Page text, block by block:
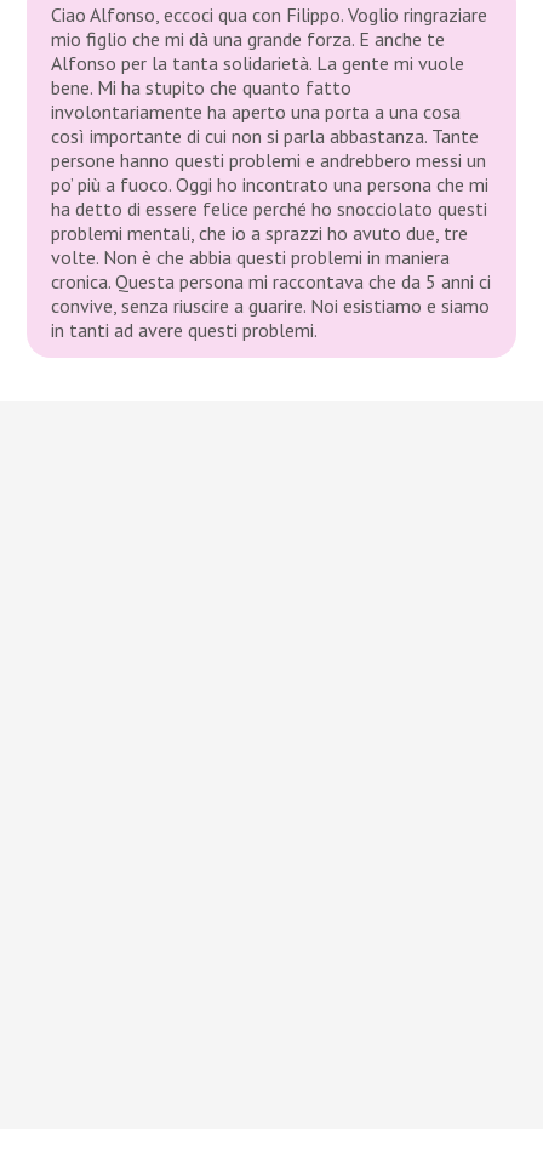
Ciao Alfonso, eccoci qua con Filippo. Voglio ringraziare
mio figlio che mi dà una grande forza. E anche te
Alfonso per la tanta solidarietà. La gente mi vuole
bene. Mi ha stupito che quanto fatto
involontariamente ha aperto una porta a una cosa
così importante di cui non si parla abbastanza. Tante
persone hanno questi problemi e andrebbero messi un
po’ più a fuoco. Oggi ho incontrato una persona che mi
ha detto di essere felice perché ho snocciolato questi
problemi mentali, che io a sprazzi ho avuto due, tre
volte. Non è che abbia questi problemi in maniera
cronica. Questa persona mi raccontava che da 5 anni ci
convive, senza riuscire a guarire. Noi esistiamo e siamo
in tanti ad avere questi problemi.